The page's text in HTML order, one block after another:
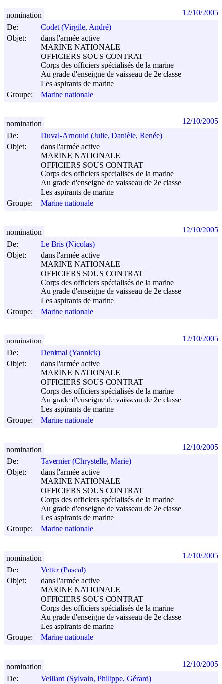
De:
Codet (Virgile, André)
Objet:
dans l'armée active
MARINE NATIONALE
OFFICIERS SOUS CONTRAT
Corps des officiers spécialisés de la marine
Au grade d'enseigne de vaisseau de 2e classe
Les aspirants de marine
Groupe:
Marine nationale
nomination 12/10/2005
De:
Duval-Arnould (Julie, Danièle, Renée)
Objet:
dans l'armée active
MARINE NATIONALE
OFFICIERS SOUS CONTRAT
Corps des officiers spécialisés de la marine
Au grade d'enseigne de vaisseau de 2e classe
Les aspirants de marine
Groupe:
Marine nationale
nomination 12/10/2005
De:
Le Bris (Nicolas)
Objet:
dans l'armée active
MARINE NATIONALE
OFFICIERS SOUS CONTRAT
Corps des officiers spécialisés de la marine
Au grade d'enseigne de vaisseau de 2e classe
Les aspirants de marine
Groupe:
Marine nationale
nomination 12/10/2005
De:
Denimal (Yannick)
Objet:
dans l'armée active
MARINE NATIONALE
OFFICIERS SOUS CONTRAT
Corps des officiers spécialisés de la marine
Au grade d'enseigne de vaisseau de 2e classe
Les aspirants de marine
Groupe:
Marine nationale
nomination 12/10/2005
De:
Tavernier (Chrystelle, Marie)
Objet:
dans l'armée active
MARINE NATIONALE
OFFICIERS SOUS CONTRAT
Corps des officiers spécialisés de la marine
Au grade d'enseigne de vaisseau de 2e classe
Les aspirants de marine
Groupe:
Marine nationale
nomination 12/10/2005
De:
Vetter (Pascal)
Objet:
dans l'armée active
MARINE NATIONALE
OFFICIERS SOUS CONTRAT
Corps des officiers spécialisés de la marine
Au grade d'enseigne de vaisseau de 2e classe
Les aspirants de marine
Groupe:
Marine nationale
nomination 12/10/2005
De:
Veillard (Sylvain, Philippe, Gérard)
nomination 12/10/2005